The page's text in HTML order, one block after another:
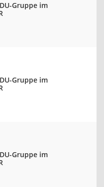
Gruppe im
Gruppe im
Gruppe im